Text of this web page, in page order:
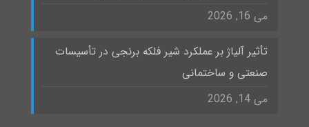
می 16, 2026
تأثیر آلیاژ بر عملکرد شیر فلکه برنجی در تأسیسات
صنعتی و ساختمانی
می 14, 2026